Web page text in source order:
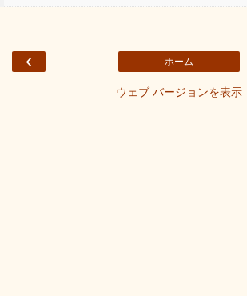
‹ ホーム
ウェブ バージョンを表示